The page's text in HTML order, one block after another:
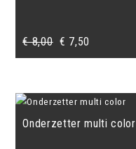
€8,00 Oorspronkelijke
prijs
€ 8,00.
€ 7,50
Onderzetter multi color